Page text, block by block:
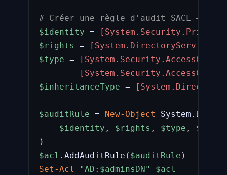
# Créer une règle d'audit SACL —
$identity =
$rights
=
$type =
$inheritanceType =
$auditRule = New-Object System .
$identity , $rights , $type ,
)
$acl . AddAuditRule ( $auditRule )
Set-Acl
"AD: $adminsDN"
$acl